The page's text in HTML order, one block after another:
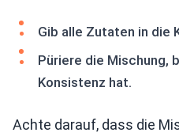
Gib alle Zutaten in die
Püriere die Mischung,
Konsistenz hat.
Achte darauf, dass die